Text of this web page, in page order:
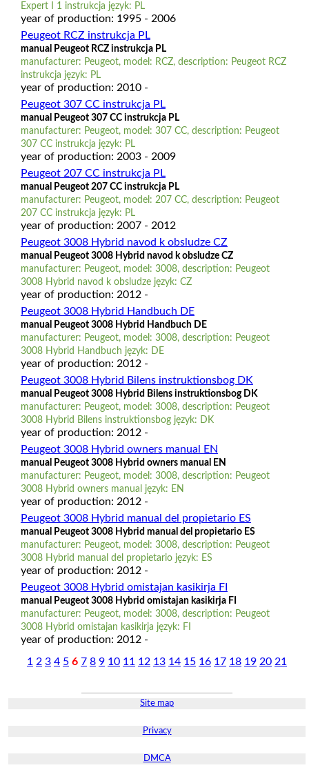
Expert I 1 instrukcja język: PL
year of production: 1995 - 2006
Peugeot RCZ instrukcja PL
manual Peugeot RCZ instrukcja PL
manufacturer: Peugeot, model: RCZ, description: Peugeot RCZ
instrukcja język: PL
year of production: 2010 -
Peugeot 307 CC instrukcja PL
manual Peugeot 307 CC instrukcja PL
manufacturer: Peugeot, model: 307 CC, description: Peugeot
307 CC instrukcja język: PL
year of production: 2003 - 2009
Peugeot 207 CC instrukcja PL
manual Peugeot 207 CC instrukcja PL
manufacturer: Peugeot, model: 207 CC, description: Peugeot
207 CC instrukcja język: PL
year of production: 2007 - 2012
Peugeot 3008 Hybrid navod k obsludze CZ
manual Peugeot 3008 Hybrid navod k obsludze CZ
manufacturer: Peugeot, model: 3008, description: Peugeot
3008 Hybrid navod k obsludze język: CZ
year of production: 2012 -
Peugeot 3008 Hybrid Handbuch DE
manual Peugeot 3008 Hybrid Handbuch DE
manufacturer: Peugeot, model: 3008, description: Peugeot
3008 Hybrid Handbuch język: DE
year of production: 2012 -
Peugeot 3008 Hybrid Bilens instruktionsbog DK
manual Peugeot 3008 Hybrid Bilens instruktionsbog DK
manufacturer: Peugeot, model: 3008, description: Peugeot
3008 Hybrid Bilens instruktionsbog język: DK
year of production: 2012 -
Peugeot 3008 Hybrid owners manual EN
manual Peugeot 3008 Hybrid owners manual EN
manufacturer: Peugeot, model: 3008, description: Peugeot
3008 Hybrid owners manual język: EN
year of production: 2012 -
Peugeot 3008 Hybrid manual del propietario ES
manual Peugeot 3008 Hybrid manual del propietario ES
manufacturer: Peugeot, model: 3008, description: Peugeot
3008 Hybrid manual del propietario język: ES
year of production: 2012 -
Peugeot 3008 Hybrid omistajan kasikirja FI
manual Peugeot 3008 Hybrid omistajan kasikirja FI
manufacturer: Peugeot, model: 3008, description: Peugeot
3008 Hybrid omistajan kasikirja język: FI
year of production: 2012 -
1 2 3 4 5 6 7 8 9 10 11 12 13 14 15 16 17 18 19 20 21
Site map
Privacy
DMCA